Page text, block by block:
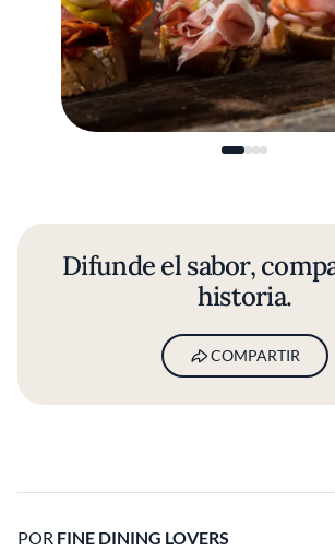
Difunde el sabor,
historia.
COMPARTIR
POR FINE DINING LOVERS